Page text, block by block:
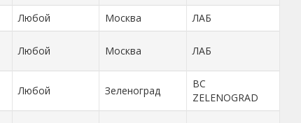
Любой Москва ЛАБ
Любой Москва ЛАБ
Любой Зеленоград
BC
ZELENOGRAD